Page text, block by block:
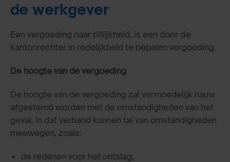
de werkgever
Een vergoeding naar billijkheid, is een door de
kantonrechter in redelijkheid te bepalen vergoeding.
De hoogte van de vergoeding
De hoogte van de vergoeding zal vermoedelijk nauw
afgestemd worden met de omstandigheden van het
geval. In dat verband kunnen tal van omstandigheden
meewegen, zoals:
de redenen voor het ontslag;